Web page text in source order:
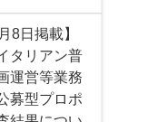
8日掲載】
タリアン普
運営等業務
募型プロポ